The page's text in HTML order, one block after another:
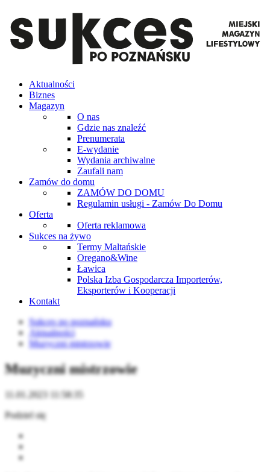
Aktualności
Biznes
Magazyn
O nas
Gdzie nas znaleźć
Prenumerata
E-wydanie
Wydania archiwalne
Zaufali nam
Zamów do domu
ZAMÓW DO DOMU
Regulamin usługi - Zamów Do Domu
Oferta
Oferta reklamowa
Sukces na żywo
Termy Maltańskie
Oregano&Wine
Ławica
Polska Izba Gospodarcza Importerów,
Eksporterów i Kooperacji
Kontakt
Sukces po poznańsku
Aktualności
Muzyczni mistrzowie
Muzyczni mistrzowie
11.01.2023 11:58:35
Podziel się